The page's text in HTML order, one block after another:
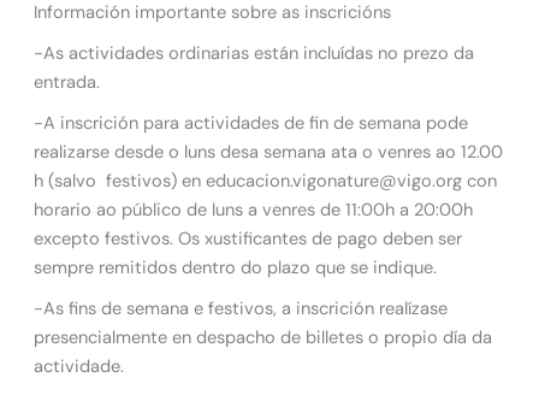
Información importante sobre as inscricións
-As actividades ordinarias están incluídas no prezo da
entrada.
-A inscrición para actividades de fin de semana pode
realizarse desde o luns desa semana ata o venres ao 12.00
h (salvo festivos) en educacion.vigonature@vigo.org con
horario ao público de luns a venres de 11:00h a 20:00h
excepto festivos. Os xustificantes de pago deben ser
sempre remitidos dentro do plazo que se indique.
-As fins de semana e festivos, a inscrición realízase
presencialmente en despacho de billetes o propio día da
actividade.